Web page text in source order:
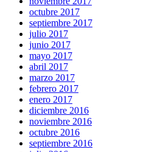
octubre 2017
septiembre 2017
julio 2017
junio 2017
mayo 2017
abril 2017
marzo 2017
febrero 2017
enero 2017
diciembre 2016
noviembre 2016
octubre 2016
septiembre 2016